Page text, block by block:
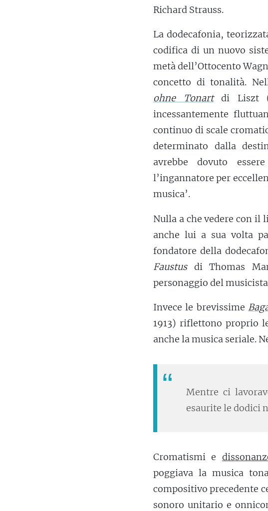
Richard Strauss.
La dodecafonia,
codifica di un nuovo
metà dell’Ottocento
concetto di tonalità.
ohne Tonartdi Liszt
incessantemente
continuo di scale
determinato dalla
avrebbe dovuto
l’ingannatore per
musica’.
Nulla a che vedere con il
anche lui a sua volta
fondatore della
Faustusdi Thomas
personaggio del
Invece le brevissime
1913) riflettono proprio
anche la musica seriale.
Mentre ci
esaurite le dodici
Cromatismi e
poggiava la musica
compositivo precedente
sonoro unitario e